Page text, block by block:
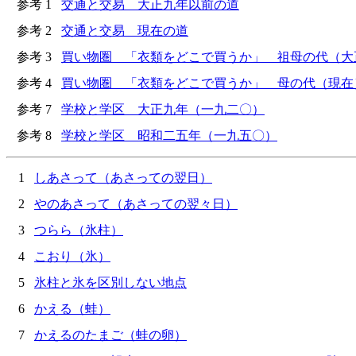
参考 1
交通と交易 大正九年以前の道
参考 2
交通と交易 現在の道
参考 3
買い物圏 「衣類をどこで買うか」 祖母の代（大
参考 4
買い物圏 「衣類をどこで買うか」 母の代（現在
参考 7
学校と学区 大正九年（一九二〇）
参考 8
学校と学区 昭和二五年（一九五〇）
1
しあさって（あさっての翌日）
2
やのあさって（あさっての翌々日）
3
つらら（氷柱）
4
こおり（氷）
5
氷柱と氷を区別しない地点
6
かえる（蛙）
7
かえるのたまご（蛙の卵）